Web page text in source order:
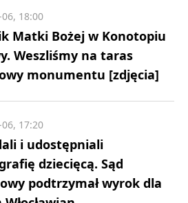
Matki Bożej w Konotopiu
Weszliśmy na taras
monumentu [zdjęcia]
18:00
i udostępniali
dziecięcą. Sąd
podtrzymał wyrok dla
17:20